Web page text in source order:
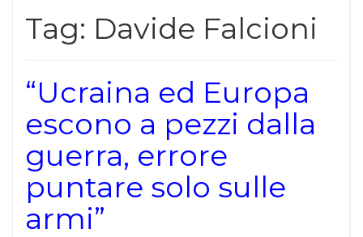
Tag: Davide Falcioni
“Ucraina ed Europa
escono a pezzi dalla
guerra, errore
puntare solo sulle
armi”